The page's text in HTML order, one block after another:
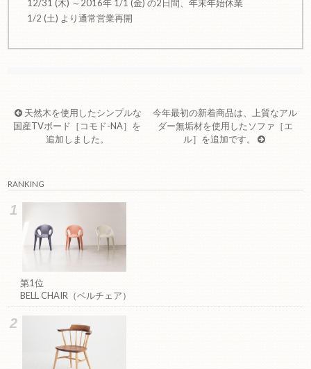
12/31 (木) ～2016年 1/1 (金) の2日間、年末年始休業
1/2 (土) より通常営業再開
天然木を使用したシンプルな
国産TVボード［コモド-NA］を
追加しました。
今年最初の新着商品は、上質なアル
ダー無垢材を使用したソファ［エ
ル］を追加です。
RANKING
第1位
BELL CHAIR（ベルチェア）